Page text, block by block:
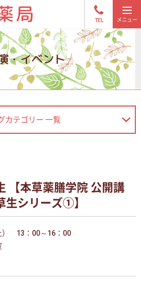
TEL
・イベント
カテゴリー 一覧
【本草薬膳学院 公開講
シリーズ①】
） 13：00～16：00